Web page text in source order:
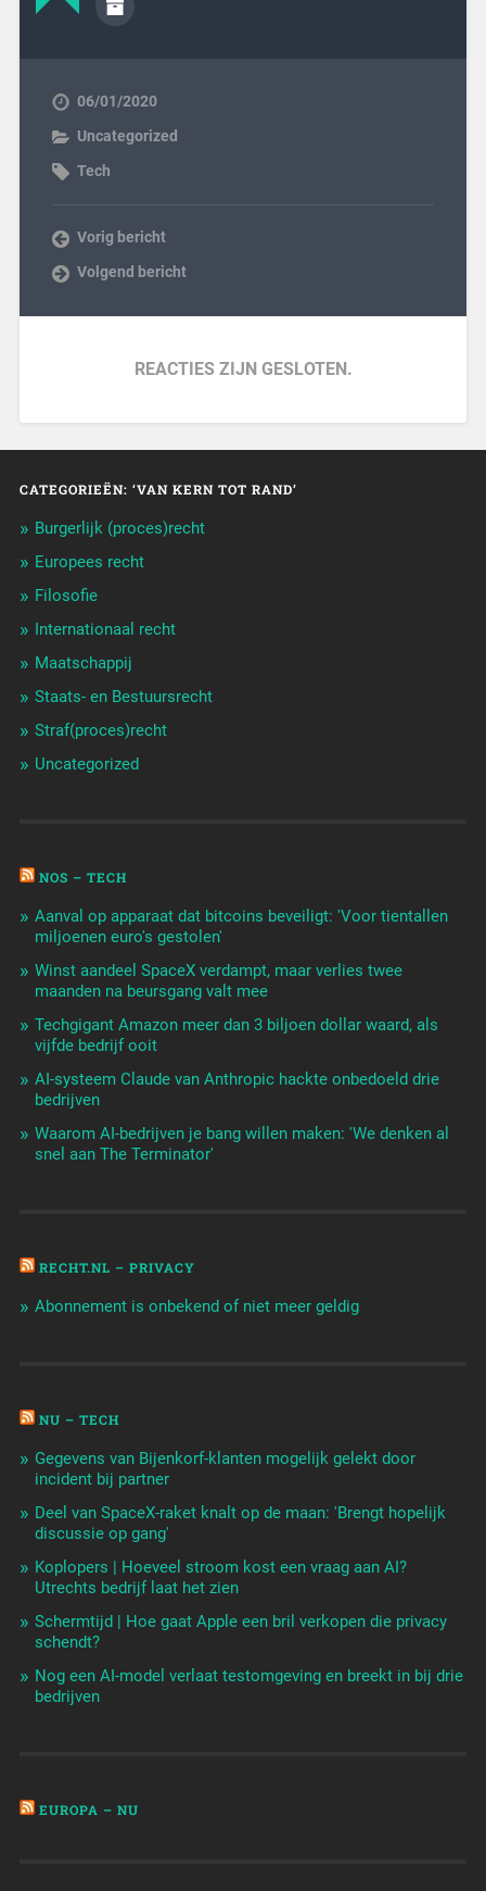
06/01/2020
Uncategorized
Tech
Vorig bericht
Volgend bericht
REACTIES ZIJN GESLOTEN.
CATEGORIEËN: ‘VAN KERN TOT RAND’
Burgerlijk (proces)recht
Europees recht
Filosofie
Internationaal recht
Maatschappij
Staats- en Bestuursrecht
Straf(proces)recht
Uncategorized
NOS – TECH
Aanval op apparaat dat bitcoins beveiligt: 'Voor tientallen
miljoenen euro's gestolen'
Winst aandeel SpaceX verdampt, maar verlies twee
maanden na beursgang valt mee
Techgigant Amazon meer dan 3 biljoen dollar waard, als
vijfde bedrijf ooit
AI-systeem Claude van Anthropic hackte onbedoeld drie
bedrijven
Waarom AI-bedrijven je bang willen maken: 'We denken al
snel aan The Terminator'
RECHT.NL – PRIVACY
Abonnement is onbekend of niet meer geldig
NU – TECH
Gegevens van Bijenkorf-klanten mogelijk gelekt door
incident bij partner
Deel van SpaceX-raket knalt op de maan: 'Brengt hopelijk
discussie op gang'
Koplopers | Hoeveel stroom kost een vraag aan AI?
Utrechts bedrijf laat het zien
Schermtijd | Hoe gaat Apple een bril verkopen die privacy
schendt?
Nog een AI-model verlaat testomgeving en breekt in bij drie
bedrijven
EUROPA – NU